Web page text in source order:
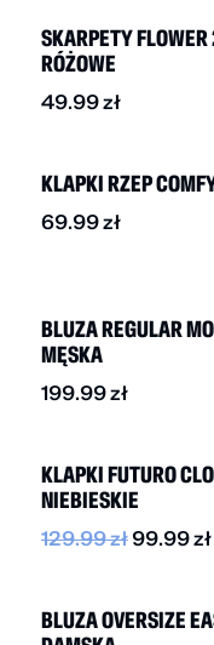
SKARPETY
RÓŻOWE
49.99zł
KLAPKI RZEP
69.99zł
BLUZA REGULAR
MĘSKA
199.99zł
KLAPKI FUTURO
NIEBIESKIE
129.99zł 99.99zł
BLUZA OVERSIZE